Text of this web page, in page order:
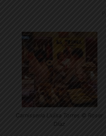
Carnisseria Lluïsa Torres © Roser
Díaz